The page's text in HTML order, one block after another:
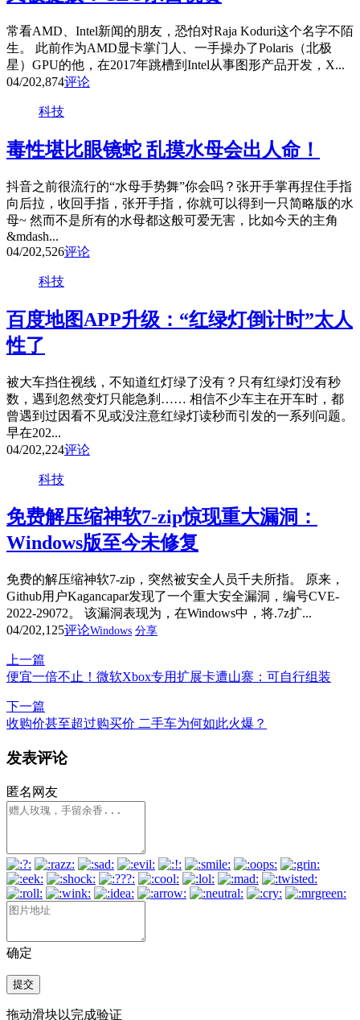
常看AMD、Intel新闻的朋友，恐怕对Raja Koduri这个名字不陌
生。 此前作为AMD显卡掌门人、一手操办了Polaris（北极
星）GPU的他，在2017年跳槽到Intel从事图形产品开发，X...
04/202,874评论
科技
毒性堪比眼镜蛇 乱摸水母会出人命！
抖音之前很流行的“水母手势舞”你会吗？张开手掌再捏住手指
向后拉，收回手指，张开手指，你就可以得到一只简略版的水
母~ 然而不是所有的水母都这般可爱无害，比如今天的主角
&mdash...
04/202,526评论
科技
百度地图APP升级：“红绿灯倒计时”太人
性了
被大车挡住视线，不知道红灯绿了没有？只有红绿灯没有秒
数，遇到忽然变灯只能急刹…… 相信不少车主在开车时，都
曾遇到过因看不见或没注意红绿灯读秒而引发的一系列问题。
早在202...
04/202,224评论
科技
免费解压缩神软7-zip惊现重大漏洞：
Windows版至今未修复
免费的解压缩神软7-zip，突然被安全人员千夫所指。 原来，
Github用户Kagancapar发现了一个重大安全漏洞，编号CVE-
2022-29072。 该漏洞表现为，在Windows中，将.7z扩...
04/202,125评论Windows 分享
上一篇
便宜一倍不止！微软Xbox专用扩展卡遭山寨：可自行组装
下一篇
收购价甚至超过购买价 二手车为何如此火爆？
发表评论
匿名网友
确定
提交
拖动滑块以完成验证